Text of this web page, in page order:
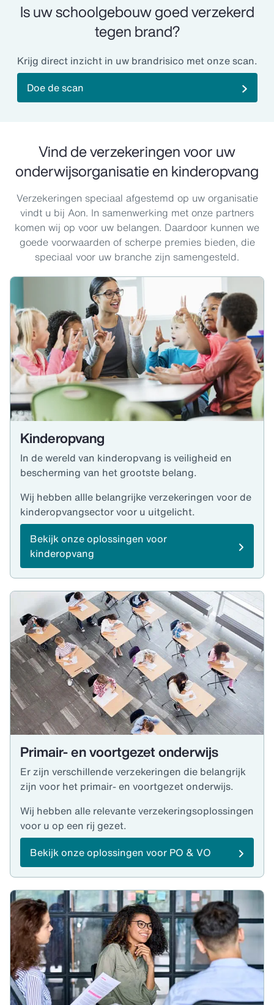
Is uw schoolgebouw goed verzekerd
tegen brand?
Krijg direct inzicht in uw brandrisico met onze scan.
Doe de scan
Vind de verzekeringen voor uw
onderwijsorganisatie en kinderopvang
Verzekeringen speciaal afgestemd op uw organisatie
vindt u bij Aon. In samenwerking met onze partners
komen wij op voor uw belangen. Daardoor kunnen we
goede voorwaarden of scherpe premies bieden, die
speciaal voor uw branche zijn samengesteld.
Kinderopvang
In de wereld van kinderopvang is veiligheid en
bescherming van het grootste belang.
Wij hebben allle belangrijke verzekeringen voor de
kinderopvangsector voor u uitgelicht.
Bekijk onze oplossingen voor
kinderopvang
Primair- en voortgezet onderwijs
Er zijn verschillende verzekeringen die belangrijk
zijn voor het primair- en voortgezet onderwijs.
Wij hebben alle relevante verzekeringsoplossingen
voor u op een rij gezet.
Bekijk onze oplossingen voor PO & VO